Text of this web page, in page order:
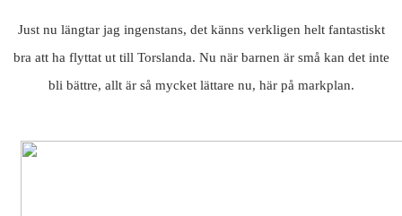
Just nu längtar jag ingenstans, det känns verkligen helt fantastiskt
bra att ha flyttat ut till Torslanda. Nu när barnen är små kan det inte
bli bättre, allt är så mycket lättare nu, här på markplan.